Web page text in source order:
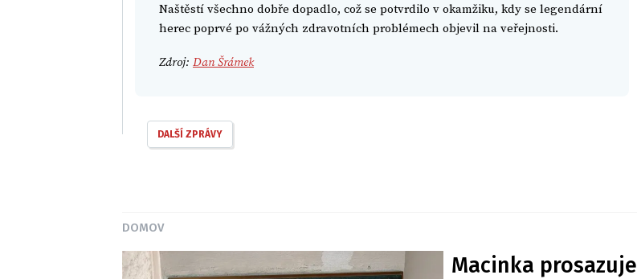
Naštěstí všechno dobře dopadlo, což se potvrdilo v okamžiku, kdy se legendární
herec poprvé po vážných zdravotních problémech objevil na veřejnosti.
Zdroj: Dan Šrámek
DALŠÍ ZPRÁVY
DOMOV
Macinka prosazuje